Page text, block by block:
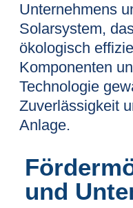
Unternehmens
Solarsystem,
ökologisch
Komponenten
Technologie
Zuverlässigkeit
Anlage.
und